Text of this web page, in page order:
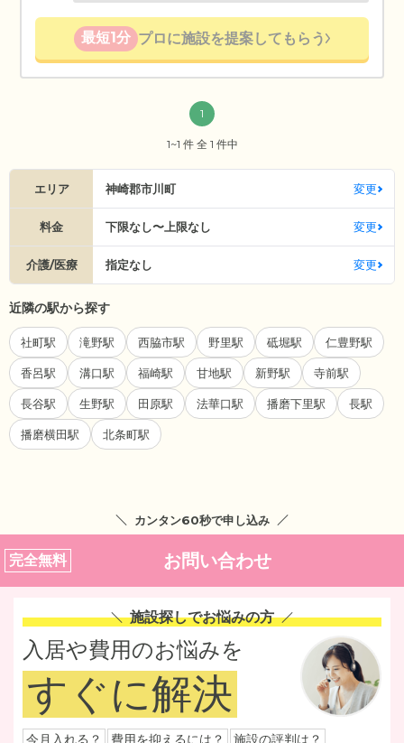
最短1分 プロに施設を提案してもらう
1
1~1 件 全 1 件中
エリア 神崎郡市川町 変更
料金 下限なし〜上限なし 変更
介護/医療 指定なし 変更
近隣の駅から探す
社町駅 滝野駅 西脇市駅 野里駅 砥堀駅 仁豊野駅
香呂駅 溝口駅 福崎駅 甘地駅 新野駅 寺前駅
長谷駅 生野駅 田原駅 法華口駅 播磨下里駅 長駅
播磨横田駅 北条町駅
カンタン60秒で申し込み
完全無料 お問い合わせ
施設探しでお悩みの方
入居や費用のお悩みを
すぐに解決
今月入れる？ 費用を抑えるには？ 施設の評判は？